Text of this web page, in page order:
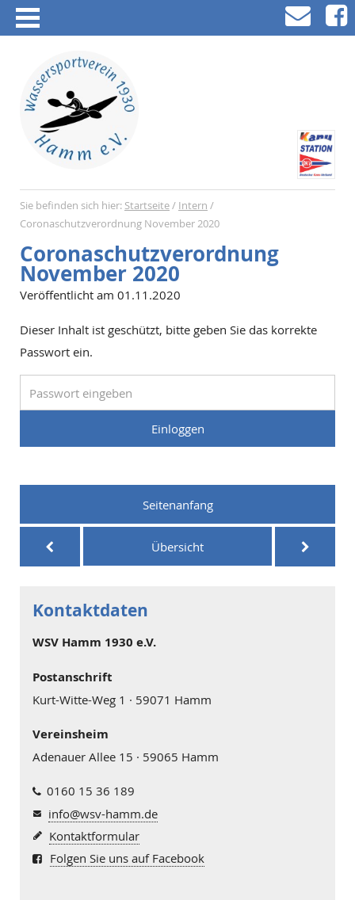
Sie befinden sich hier: Startseite/ Intern /
Coronaschutzverordnung November 2020
Coronaschutzverordnung
November 2020
Veröffentlicht am 01.11.2020
Dieser Inhalt ist geschützt, bitte geben Sie das korrekte
Passwort ein.
Seitenanfang
Übersicht
Kontaktdaten
WSV Hamm 1930 e.V.
Postanschrift
Kurt-Witte-Weg 1 · 59071 Hamm
Vereinsheim
Adenauer Allee 15 · 59065 Hamm
0160 15 36 189
info@wsv-hamm.de
Kontaktformular
Folgen Sie uns auf Facebook